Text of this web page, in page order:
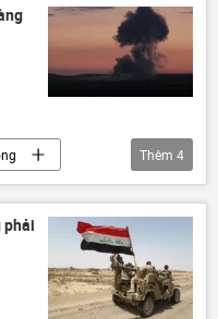
IS
Thêm 4
phải